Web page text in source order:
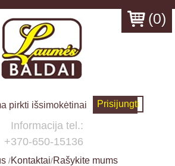
pirkti išsimokėtinai Prisijungti
Informacija tel.:
+370-650-15136
/Kontaktai/Rašykite mums
(0)